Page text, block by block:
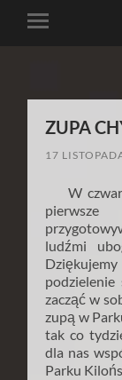
Toggle
ZUPA
17
W
ludźmi
podzielenie
zacząć w
zupą w
tak co
dla nas
Parku